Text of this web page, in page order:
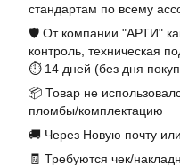
стандартам по всему
🛡️ От компании "АРТИ"
контроль, техническая
⏱️ 14 дней (без дня
📦 Товар не
пломбы/комплектацию
🚚 Через Новую почту
🧾 Требуются чек/